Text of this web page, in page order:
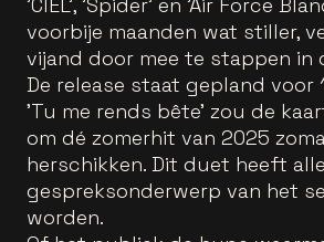
voorbije maanden wat stiller,
vijand door mee te stappen in
De release staat gepland voor
'Tu me rends bête' zou de
om dé zomerhit van 2025
herschikken. Dit duet heeft
gespreksonderwerp van het
worden.